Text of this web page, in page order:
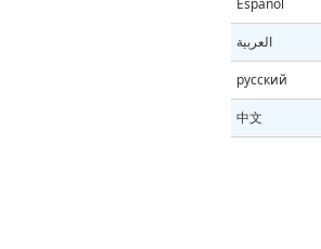
Español
العربية
русский
中文